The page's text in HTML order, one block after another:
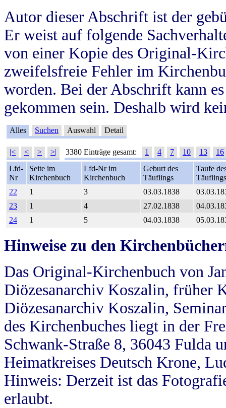
Autor dieser Abschrift ist der
Er weist auf folgende
von einer Kopie des Original-
zweifelsfreie Fehler im
worden. Bei der Abschrift kann
gekommen sein. Deshalb wird
Alles Suchen Auswahl Detail
|< < > >| 3380 Einträge gesamt: 1 4 7 10 13
16
Lfd-
Nr
Seite im
Kirchenbuch
Lfd-Nr im
Kirchenbuch
Geburt des
Täuflings
Taufe
Täuflings
22
1 3 03.03.1838
23
1 4 27.02.1838
24
1 5 04.03.1838
Hinweise zu den
Das Original-Kirchenbuch von
Diözesanarchiv Koszalin, früher
Diözesanarchiv Koszalin,
des Kirchenbuches liegt in der
Schwank-Straße 8, 36043 Fulda
Heimatkreises Deutsch Krone,
Hinweis: Derzeit ist das
erlaubt.